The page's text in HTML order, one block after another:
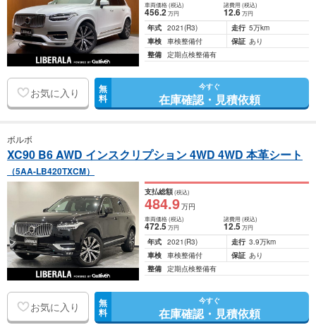
車両価格(税込)
456.2万円
諸費用 (税込)
12.6 万円
年式 2021(R3) 走行 5万km
車検 車検整備付 保証 あり
整備 定期点検整備有
お気に入り 無
料
今すぐ
在庫確認・見積依頼
ボルボ
XC90 B6 AWD インスクリプション 4WD 4WD 本革シート
（5AA-LB420TXCM）
支払総額(税込)
484.9万円
車両価格(税込)
472.5万円
諸費用 (税込)
12.5 万円
年式 2021(R3) 走行 3.9万km
車検 車検整備付 保証 あり
整備 定期点検整備有
お気に入り 無
料
今すぐ
在庫確認・見積依頼